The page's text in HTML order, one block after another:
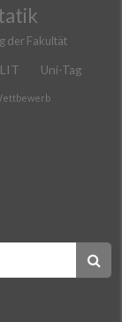
der Fakultät
Uni-Tag